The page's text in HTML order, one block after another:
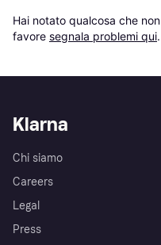
Hai notato qualcosa che
favore segnala problemi qui.
Klarna
Chi siamo
Careers
Legal
Press